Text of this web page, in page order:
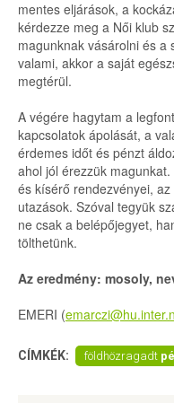
mentes eljárások, a
kérdezze meg a Női klub
magunknak vásárolni és a
valami, akkor a saját
megtérül.
A végére hagytam a
kapcsolatok ápolását, a
érdemes időt és pénzt
ahol jól érezzük
és kísérő rendezvényei,
utazások. Szóval tegyük
ne csak a belépőjegyet,
tölthetünk.
Az eredmény: mosoly,
EMERI (
CÍMKÉK: földhözragadt